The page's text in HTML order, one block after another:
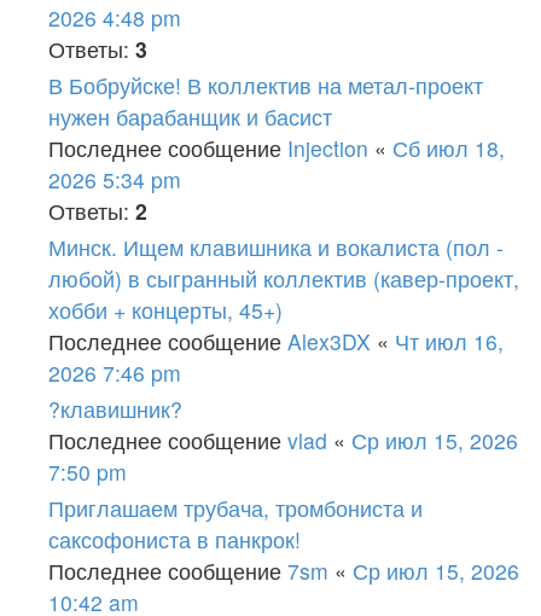
2026 4:48 pm
Ответы: 3
В Бобруйске! В коллектив на метал-проект
нужен барабанщик и басист
Последнее сообщение Injection « Сб июл 18,
2026 5:34 pm
Ответы: 2
Минск. Ищем клавишника и вокалиста (пол -
любой) в сыгранный коллектив (кавер-проект,
хобби + концерты, 45+)
Последнее сообщение Alex3DX « Чт июл 16,
2026 7:46 pm
?клавишник?
Последнее сообщение vlad « Ср июл 15, 2026
7:50 pm
Приглашаем трубача, тромбониста и
саксофониста в панкрок!
Последнее сообщение 7sm « Ср июл 15, 2026
10:42 am